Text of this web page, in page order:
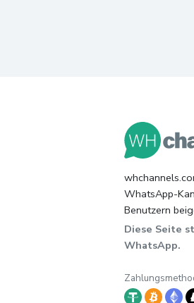
WhatsApp-
Benutzern
Diese Seite
WhatsApp.